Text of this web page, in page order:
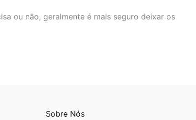
ou não, geralmente é mais seguro deixar os
Sobre Nós